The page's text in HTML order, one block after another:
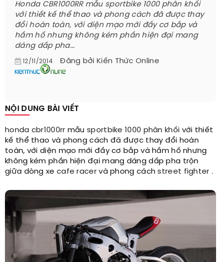
Honda CBR1000RR mẫu sportbike 1000 phân khối
với thiết kế thể thao và phong cách đã được thay
đổi hoàn toàn, với diện mạo mới đầy cơ bắp và
hầm hố nhưng không kém phần hiện đại mang
dáng dấp pha...
12/11/2014 Đăng bởi Kiến Thức Online
NỘI DUNG BÀI VIẾT
honda cbr1000rr mẫusportbike 1000 phân khối với thiết
kế thể thao và phong cách đã được thay đổi hoàn
toàn, với diện mạo mới đầy cơ bắp và hầm hố nhưng
không kém phần hiện đại mang dáng dấp pha trộn
giữa dòng xe cafe racervà phong cáchstreet fighter .